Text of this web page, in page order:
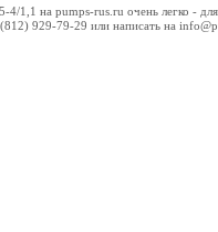
1,1 на pumps-rus.ru очень легко -
929-79-29 или написать на